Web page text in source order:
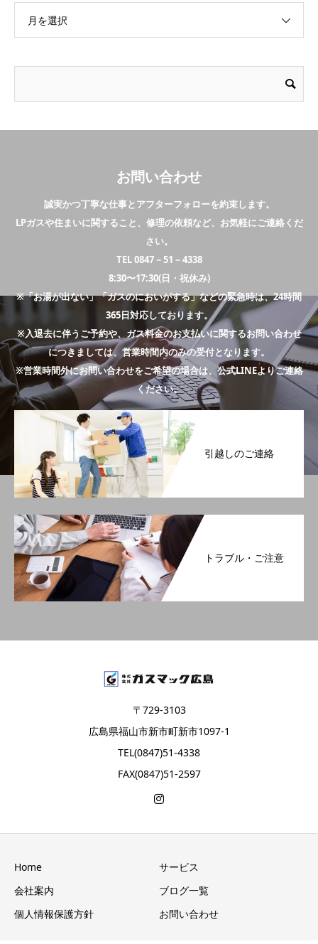
月を選択
お問い合わせ
誠実かつ丁寧な仕事とアフターフォローを約束します。
LPガスや住まいに関すること、修理の依頼など、お気軽にご連絡くだ
さい。
TEL 0847－51－4338
8:30〜17:30(日・祝休み)
※「お湯が出ない」「ガスのにおいがする」などの緊急時は、24時間
365日対応しております。
※入退去に伴うご予約や、ガス料金のお支払いに関するお問い合わせ
につきましては、営業時間内のみの受付となります。
※営業時間外にお問い合わせをご希望の場合は、公式LINEよりご連絡
ください。
引越しのご連絡
トラブル・ご注意
〒729-3103
広島県福山市新市町新市1097-1
TEL(0847)51-4338
FAX(0847)51-2597
Home
サービス
会社案内
ブログ一覧
個人情報保護方針
お問い合わせ